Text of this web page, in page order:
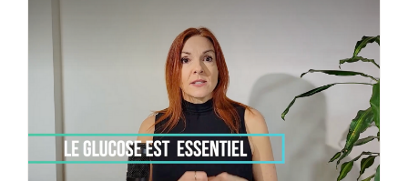
soit déshydraté. 1.5 litre par jour minimum.
Programmer son téléphone pour rappel.
"Boire une tasse d'eau"